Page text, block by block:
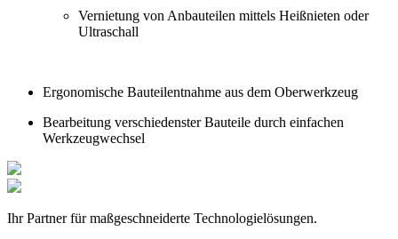
Vernietung von Anbauteilen mittels Heißnieten oder
Ultraschall
Ergonomische Bauteilentnahme aus dem Oberwerkzeug
Bearbeitung verschiedenster Bauteile durch einfachen
Werkzeugwechsel
Ihr Partner für maßgeschneiderte Technologielösungen.